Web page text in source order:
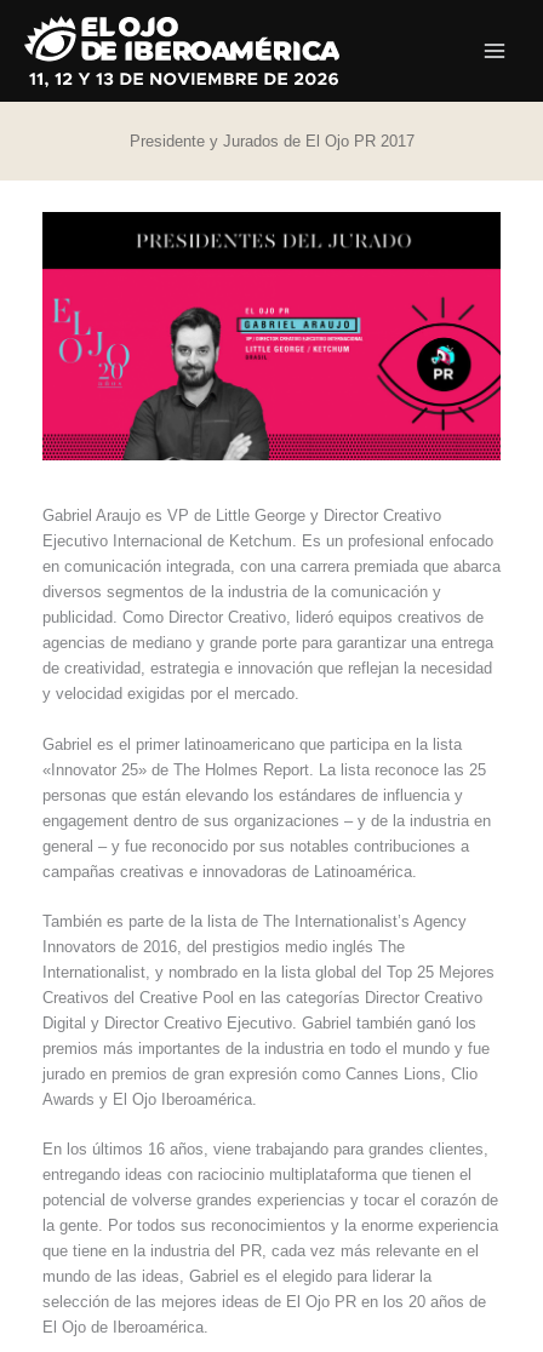
contenido
Presidente y Jurados de El Ojo PR 2017
Gabriel Araujo es VP de Little George y Director Creativo
Ejecutivo Internacional de Ketchum. Es un profesional enfocado
en comunicación integrada, con una carrera premiada que abarca
diversos segmentos de la industria de la comunicación y
publicidad. Como Director Creativo, lideró equipos creativos de
agencias de mediano y grande porte para garantizar una entrega
de creatividad, estrategia e innovación que reflejan la necesidad
y velocidad exigidas por el mercado.
Gabriel es el primer latinoamericano que participa en la lista
«Innovator 25» de The Holmes Report. La lista reconoce las 25
personas que están elevando los estándares de influencia y
engagement dentro de sus organizaciones – y de la industria en
general – y fue reconocido por sus notables contribuciones a
campañas creativas e innovadoras de Latinoamérica.
También es parte de la lista de The Internationalist’s Agency
Innovators de 2016, del prestigios medio inglés The
Internationalist, y nombrado en la lista global del Top 25 Mejores
Creativos del Creative Pool en las categorías Director Creativo
Digital y Director Creativo Ejecutivo. Gabriel también ganó los
premios más importantes de la industria en todo el mundo y fue
jurado en premios de gran expresión como Cannes Lions, Clio
Awards y El Ojo Iberoamérica.
En los últimos 16 años, viene trabajando para grandes clientes,
entregando ideas con raciocinio multiplataforma que tienen el
potencial de volverse grandes experiencias y tocar el corazón de
la gente. Por todos sus reconocimientos y la enorme experiencia
que tiene en la industria del PR, cada vez más relevante en el
mundo de las ideas, Gabriel es el elegido para liderar la
selección de las mejores ideas de El Ojo PR en los 20 años de
El Ojo de Iberoamérica.